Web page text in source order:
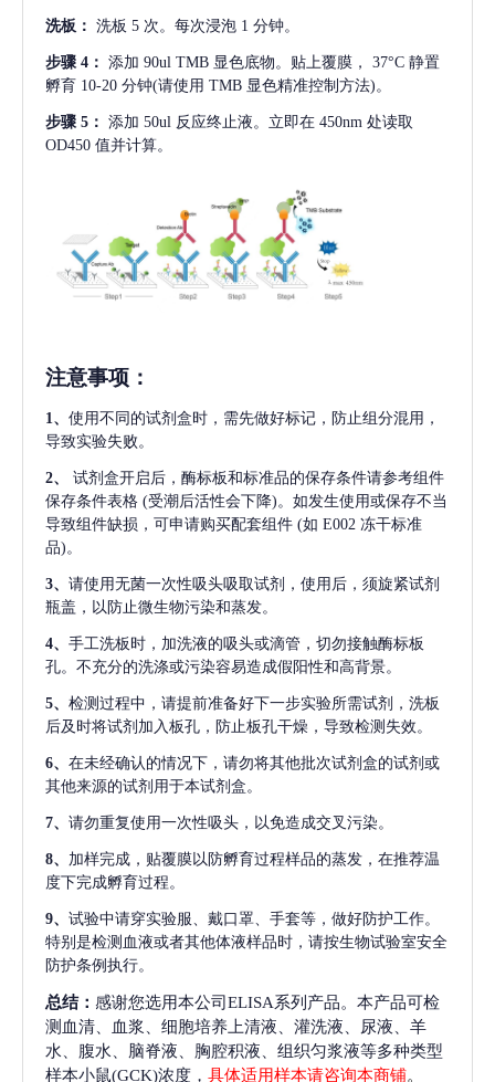
洗板： 洗板 5 次。每次浸泡 1 分钟。
步骤 4： 添加 90ul TMB 显色底物。贴上覆膜， 37°C 静置
孵育 10-20 分钟(请使用 TMB 显色精准控制方法)。
步骤 5： 添加 50ul 反应终止液。立即在 450nm 处读取
OD450 值并计算。
注意事项 ：
1、 使用不同的试剂盒时，需先做好标记，防止组分混用，
导致实验失败。
2、
试剂盒开启后，酶标板和标准品的保存条件请参考组件
保存条件表格 (受潮后活性会下降)。如发生使用或保存不当
导致组件缺损，可申请购买配套组件 (如 E002 冻干标准
品)。
3、 请使用无菌一次性吸头吸取试剂，使用后，须旋紧试剂
瓶盖，以防止微生物污染和蒸发。
4、 手工洗板时，加洗液的吸头或滴管，切勿接触酶标板
孔。不充分的洗涤或污染容易造成假阳性和高背景。
5、 检测过程中，请提前准备好下一步实验所需试剂，洗板
后及时将试剂加入板孔，防止板孔干燥，导致检测失效。
6、 在未经确认的情况下，请勿将其他批次试剂盒的试剂或
其他来源的试剂用于本试剂盒。
7、 请勿重复使用一次性吸头，以免造成交叉污染。
8、 加样完成，贴覆膜以防孵育过程样品的蒸发，在推荐温
度下完成孵育过程。
9、 试验中请穿实验服、戴口罩、手套等，做好防护工作。
特别是检测血液或者其他体液样品时，请按生物试验室安全
防护条例执行。
总结： 感谢您选用本公司ELISA系列产品。本产品可检
测血清、血浆、细胞培养上清液、灌洗液、尿液、羊
水、腹水、脑脊液、胸腔积液、组织匀浆液等多种类型
样本小鼠(GCK)浓度， 具体适用样本请咨询本商铺。